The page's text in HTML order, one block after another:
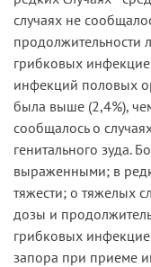
случаях не
продолжительности
грибковых
инфекций половых
была выше (2,4%),
сообщалось о
генитального зуда.
выраженными; в
тяжести; о тяжелых
дозы и
грибковых
запора при приеме